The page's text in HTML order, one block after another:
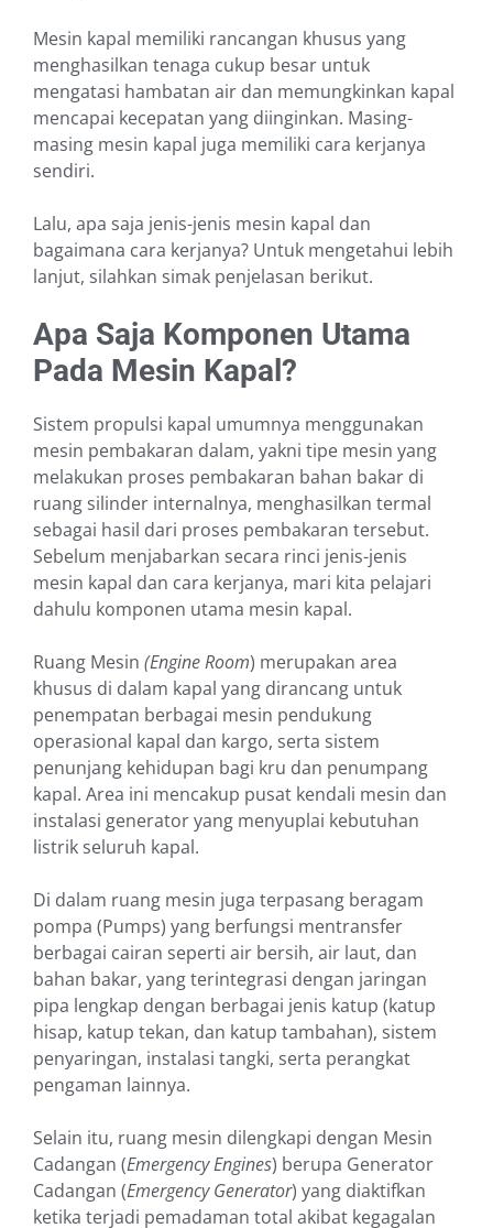
Mesin kapal memiliki rancangan khusus yang
menghasilkan tenaga cukup besar untuk
mengatasi hambatan air dan memungkinkan kapal
mencapai kecepatan yang diinginkan. Masing-
masing mesin kapal juga memiliki cara kerjanya
sendiri.
Lalu, apa saja jenis-jenis mesin kapal dan
bagaimana cara kerjanya? Untuk mengetahui lebih
lanjut, silahkan simak penjelasan berikut.
Apa Saja Komponen Utama
Pada Mesin Kapal?
Sistem propulsi kapal umumnya menggunakan
mesin pembakaran dalam, yakni tipe mesin yang
melakukan proses pembakaran bahan bakar di
ruang silinder internalnya, menghasilkan termal
sebagai hasil dari proses pembakaran tersebut.
Sebelum menjabarkan secara rinci jenis-jenis
mesin kapal dan cara kerjanya, mari kita pelajari
dahulu komponen utama mesin kapal.
Ruang Mesin (Engine Room) merupakan area
khusus di dalam kapal yang dirancang untuk
penempatan berbagai mesin pendukung
operasional kapal dan kargo, serta sistem
penunjang kehidupan bagi kru dan penumpang
kapal. Area ini mencakup pusat kendali mesin dan
instalasi generator yang menyuplai kebutuhan
listrik seluruh kapal.
Di dalam ruang mesin juga terpasang beragam
pompa (Pumps) yang berfungsi mentransfer
berbagai cairan seperti air bersih, air laut, dan
bahan bakar, yang terintegrasi dengan jaringan
pipa lengkap dengan berbagai jenis katup (katup
hisap, katup tekan, dan katup tambahan), sistem
penyaringan, instalasi tangki, serta perangkat
pengaman lainnya.
Selain itu, ruang mesin dilengkapi dengan Mesin
Cadangan (Emergency Engines) berupa Generator
Cadangan (Emergency Generator) yang diaktifkan
ketika terjadi pemadaman total akibat kegagalan